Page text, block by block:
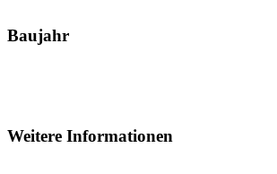
Baujahr
Weitere Informationen